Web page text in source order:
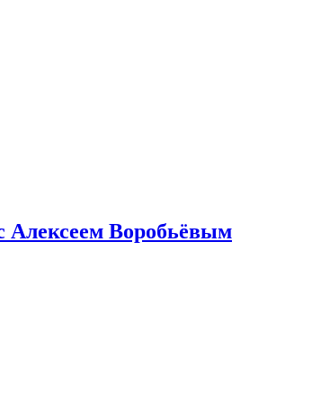
Алексеем Воробьёвым